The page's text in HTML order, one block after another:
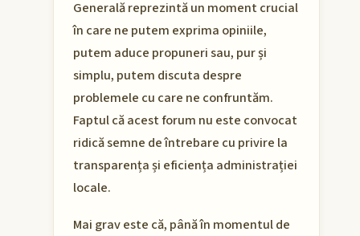
Generală reprezintă un moment crucial
în care ne putem exprima opiniile,
putem aduce propuneri sau, pur și
simplu, putem discuta despre
problemele cu care ne confruntăm.
Faptul că acest forum nu este convocat
ridică semne de întrebare cu privire la
transparența și eficiența administrației
locale.
Mai grav este că, până în momentul de